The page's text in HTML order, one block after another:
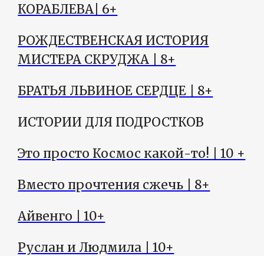
КОРАБЛЕВА| 6+
РОЖДЕСТВЕНСКАЯ ИСТОРИЯ
МИСТЕРА СКРУДЖА | 8+
БРАТЬЯ ЛЬВИНОЕ СЕРДЦЕ | 8+
ИСТОРИИ ДЛЯ ПОДРОСТКОВ
Это просто Космос какой-то! | 10 +
Вместо прочтения сжечь | 8+
Айвенго | 10+
Руслан и Людмила | 10+